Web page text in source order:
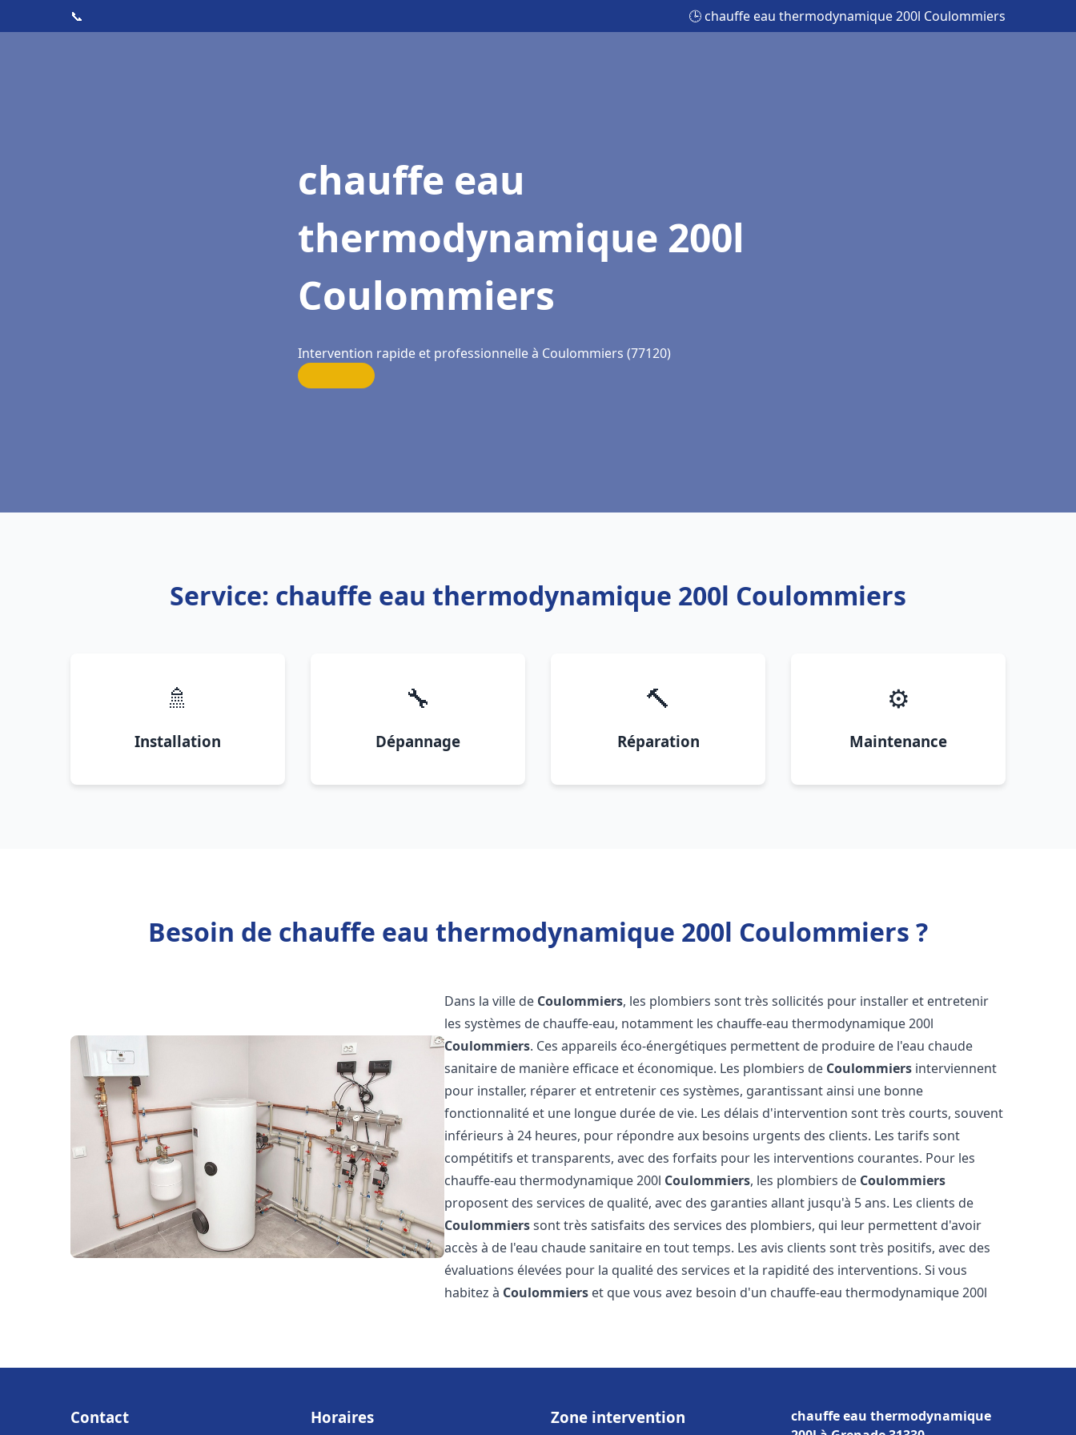
📞 🕒 chauffe eau thermodynamique 200l Coulommiers
chauffe eau
thermodynamique 200l
Coulommiers
Intervention rapide et professionnelle à Coulommiers (77120)
Service: chauffe eau thermodynamique 200l Coulommiers
🚿
Installation
🔧
Dépannage
🔨
Réparation
⚙️
Maintenance
Besoin de chauffe eau thermodynamique 200l Coulommiers ?
Dans la ville de Coulommiers, les plombiers sont très sollicités pour installer et entretenir
les systèmes de chauffe-eau, notamment les chauffe-eau thermodynamique 200l
Coulommiers. Ces appareils éco-énergétiques permettent de produire de l'eau chaude
sanitaire de manière efficace et économique. Les plombiers de Coulommiers interviennent
pour installer, réparer et entretenir ces systèmes, garantissant ainsi une bonne
fonctionnalité et une longue durée de vie. Les délais d'intervention sont très courts, souvent
inférieurs à 24 heures, pour répondre aux besoins urgents des clients. Les tarifs sont
compétitifs et transparents, avec des forfaits pour les interventions courantes. Pour les
chauffe-eau thermodynamique 200l Coulommiers, les plombiers de Coulommiers
proposent des services de qualité, avec des garanties allant jusqu'à 5 ans. Les clients de
Coulommierssont très satisfaits des services des plombiers, qui leur permettent d'avoir
accès à de l'eau chaude sanitaire en tout temps. Les avis clients sont très positifs, avec des
évaluations élevées pour la qualité des services et la rapidité des interventions. Si vous
habitez à Coulommiers et que vous avez besoin d'un chauffe-eau thermodynamique 200l
Contact Horaires Zone intervention
chauffe eau thermodynamique